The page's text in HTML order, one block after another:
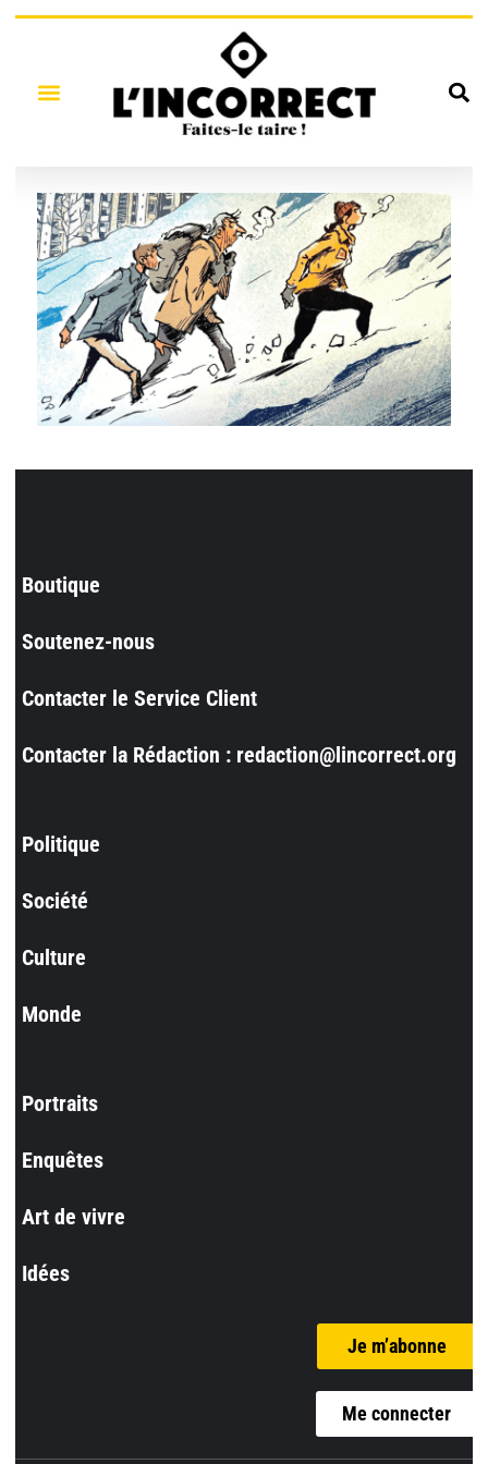
Boutique
Soutenez-nous
Contacter le Service Client
Contacter la Rédaction : redaction@lincorrect.org
Politique
Société
Culture
Monde
Portraits
Enquêtes
Art de vivre
Idées
Je m’abonne
Me connecter